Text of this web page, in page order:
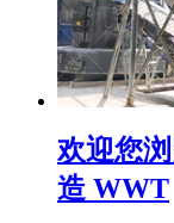
欢迎您
造 WWT